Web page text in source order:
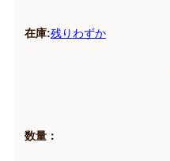
在庫:残りわずか
数量：